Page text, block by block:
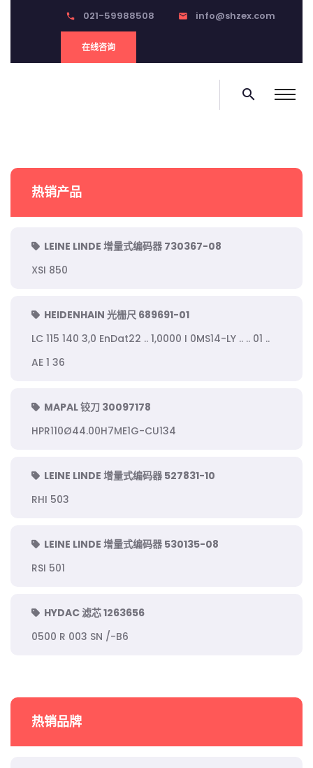
phone 021-59988508 email info@shzex.com
在线咨询
search
热销产品
LEINE LINDE 增量式编码器 730367-08
XSI 850
HEIDENHAIN 光栅尺 689691-01
LC 115 140 3,0 EnDat22 .. 1,0000 I 0MS14-LY .. .. 01 ..
AE 1 36
MAPAL 铰刀 30097178
HPR110Ø44.00H7ME1G-CU134
LEINE LINDE 增量式编码器 527831-10
RHI 503
LEINE LINDE 增量式编码器 530135-08
RSI 501
HYDAC 滤芯 1263656
0500 R 003 SN /-B6
热销品牌